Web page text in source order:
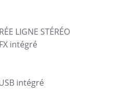
LIGNE STÉRÉO
intégré
intégré